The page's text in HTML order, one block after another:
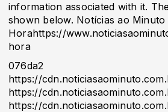
information associated with it.
shown below. Notícias ao
Horahttps://
hora
076da2
https://
https://
https://